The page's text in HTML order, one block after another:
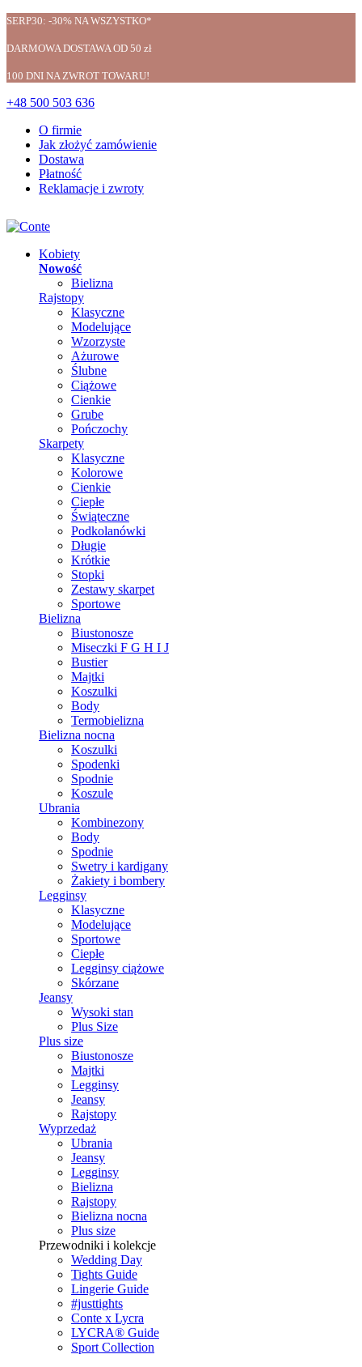
SERP30: -30% NA WSZYSTKO*
DARMOWA DOSTAWA OD 50 zł
100 DNI NA ZWROT TOWARU!
+48 500 503 636
O firmie
Jak złożyć zamówienie
Dostawa
Płatność
Reklamacje i zwroty
Kobiety
Nowość
Bielizna
Rajstopy
Klasyczne
Modelujące
Wzorzyste
Ażurowe
Ślubne
Ciążowe
Cienkie
Grube
Pończochy
Skarpety
Klasyczne
Kolorowe
Cienkie
Ciepłe
Świąteczne
Podkolanówki
Długie
Krótkie
Stopki
Zestawy skarpet
Sportowe
Bielizna
Biustonosze
Miseczki F G H I J
Bustier
Majtki
Koszulki
Body
Termobielizna
Bielizna nocna
Koszulki
Spodenki
Spodnie
Koszule
Ubrania
Kombinezony
Body
Spodnie
Swetry i kardigany
Żakiety i bombery
Legginsy
Klasyczne
Modelujące
Sportowe
Ciepłe
Legginsy ciążowe
Skórzane
Jeansy
Wysoki stan
Plus Size
Plus size
Biustonosze
Majtki
Legginsy
Jeansy
Rajstopy
Wyprzedaż
Ubrania
Jeansy
Legginsy
Bielizna
Rajstopy
Bielizna nocna
Plus size
Przewodniki i kolekcje
Wedding Day
Tights Guide
Lingerie Guide
#justtights
Conte x Lycra
LYCRA® Guide
Sport Сollection